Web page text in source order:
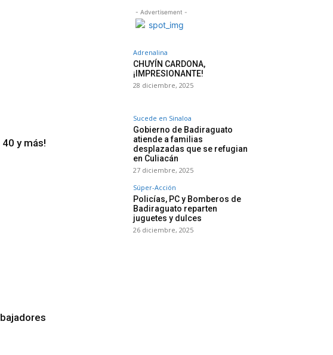
y más!
- Advertisement -
Adrenalina
CHUYÍN CARDONA,
¡IMPRESIONANTE!
28 diciembre, 2025
Sucede en Sinaloa
Gobierno de Badiraguato
atiende a familias
desplazadas que se refugian
en Culiacán
27 diciembre, 2025
Súper-Acción
Policías, PC y Bomberos de
Badiraguato reparten
juguetes y dulces
26 diciembre, 2025